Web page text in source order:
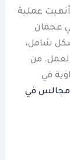
عملية
عجمان
شامل،
من
في
في